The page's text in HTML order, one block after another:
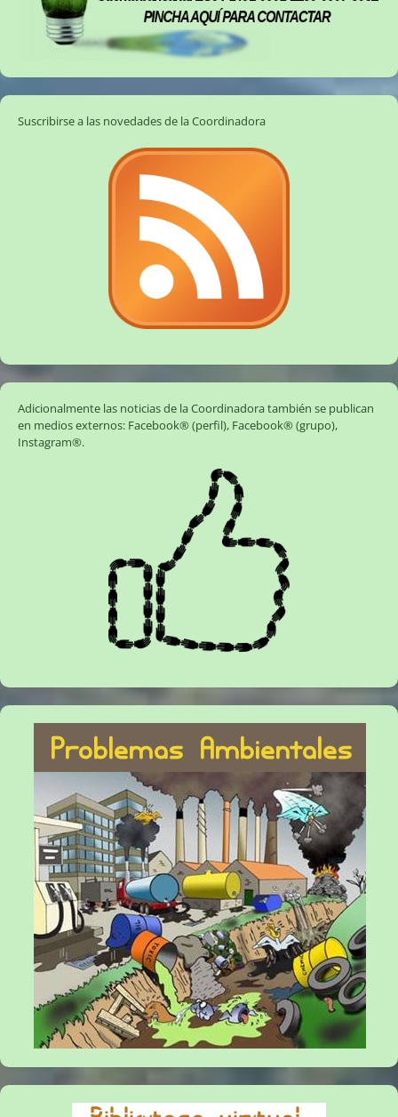
Suscribirse a las novedades de la Coordinadora
Adicionalmente las noticias de la Coordinadora también se publican
en medios externos: Facebook® (perfil), Facebook® (grupo),
Instagram®.